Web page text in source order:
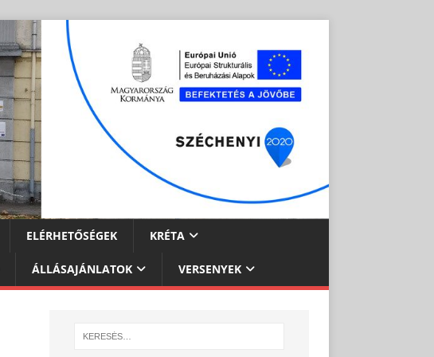
ELÉRHETŐSÉGEK KRÉTA
ÁLLÁSAJÁNLATOK VERSENYEK